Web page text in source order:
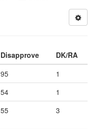
Disapprove
DK/RA
95
1
54
1
55 3